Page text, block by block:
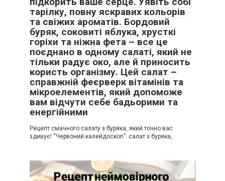
тарілку, повну яскравих кольорів
та свіжих ароматів. Бордовий
буряк, соковиті яблука, хрусткі
горіхи та ніжна фета – все це
поєднано в одному салаті, який не
тільки радує око, але й приносить
користь організму. Цей салат –
справжній феєрверк вітамінів та
мікроелементів, який допоможе
вам відчути себе бадьорими та
енергійними
Рецепт смачного салату з буряка, який точно вас
здивує! “Червоний калейдоскоп”: салат з буряка,